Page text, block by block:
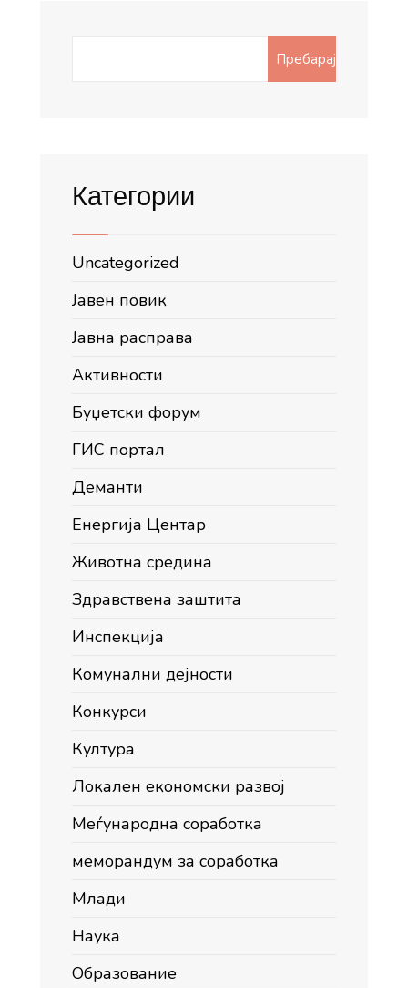
Пребарај
Категории
Uncategorized
Јавен повик
Јавна расправа
Активности
Буџетски форум
ГИС портал
Деманти
Енергија Центар
Животна средина
Здравствена заштита
Инспекција
Комунални дејности
Конкурси
Култура
Локален економски развој
Меѓународна соработка
меморандум за соработка
Млади
Наука
Образование